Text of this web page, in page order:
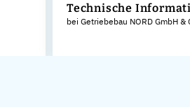
Technische
bei Getriebebau NORD GmbH &